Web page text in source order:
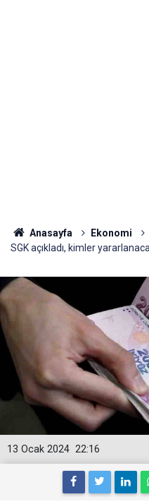
Anasayfa Ekonomi
SGK açıkladı, kimler
22:16
13 Ocak 2024